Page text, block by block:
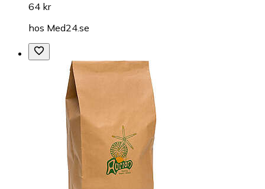
64 kr
hos Med24.se